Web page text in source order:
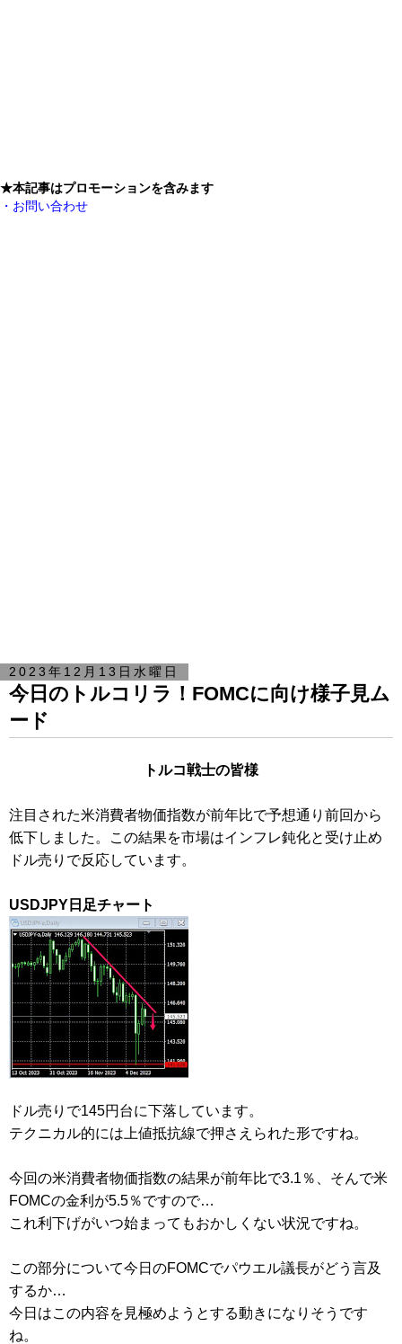
★本記事はプロモーションを含みます
・お問い合わせ
2023年12月13日水曜日
今日のトルコリラ！FOMCに向け様子見ム
ード
トルコ戦士の皆様
注目された米消費者物価指数が前年比で予想通り前回から
低下しました。この結果を市場はインフレ鈍化と受け止め
ドル売りで反応しています。
USDJPY日足チャート
ドル売りで145円台に下落しています。
テクニカル的には上値抵抗線で押さえられた形ですね。
今回の米消費者物価指数の結果が前年比で3.1％、そんで米
FOMCの金利が5.5％ですので…
これ利下げがいつ始まってもおかしくない状況ですね。
この部分について今日のFOMCでパウエル議長がどう言及
するか…
今日はこの内容を見極めようとする動きになりそうです
ね。